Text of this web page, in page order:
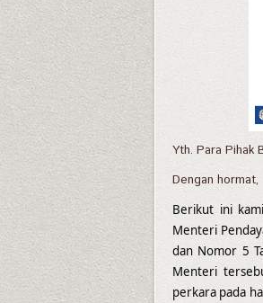
Yth. Para Pihak
Dengan hormat,
Berikut ini
Menteri
dan Nomor 5
Menteri
perkara pada